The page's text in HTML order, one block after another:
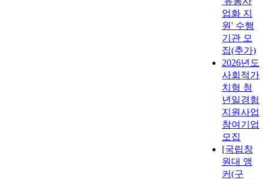
업화 지
원' 수행
기관 모
집(추가)
2026년도
사회적가
치형 청
년일경험
지원사업
참여기업
모집
[국립창
원대 앵
커(구